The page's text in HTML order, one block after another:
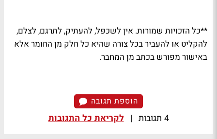
**כל הזכויות שמורות. אין לשכפל, להעתיק, לתרגם, לצלם,
להקליט או להעביר בכל צורה שהיא כל חלק מן החומר אלא
באישור מפורש בכתב מן המחבר.
הוספת תגובה
4 תגובות | לקריאת כל התגובות